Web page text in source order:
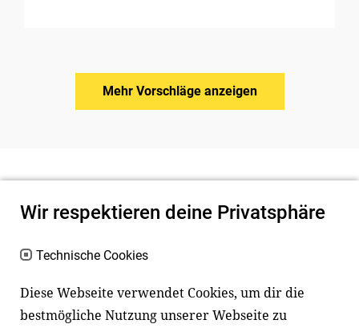
Mehr Vorschläge anzeigen
Newsletter
Wir respektieren deine Privatsphäre
Technische Cookies
Diese Webseite verwendet Cookies, um dir die
bestmögliche Nutzung unserer Webseite zu